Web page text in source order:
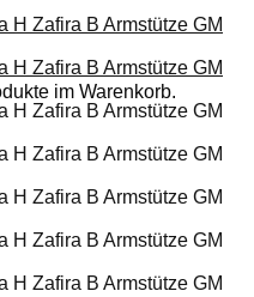
im Warenkorb.